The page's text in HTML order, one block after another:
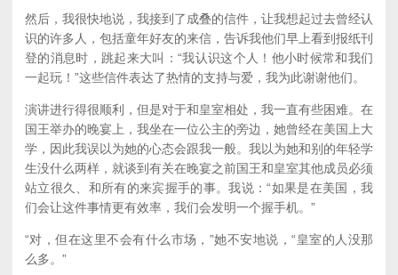
然后，我很快地说，我接到了成叠的信件，让我想起过去曾经认
识的许多人，包括童年好友的来信，告诉我他们早上看到报纸刊
登的消息时，跳起来大叫：“我认识这个人！他小时候常和我们
一起玩！”这些信件表达了热情的支持与爱，我为此谢谢他们。
演讲进行得很顺利，但是对于和皇室相处，我一直有些困难。在
国王举办的晚宴上，我坐在一位公主的旁边，她曾经在美国上大
学，因此我误以为她的心态会跟我一般。我以为她和别的年轻学
生没什么两样，就谈到有关在晚宴之前国王和皇室其他成员必须
站立很久、和所有的来宾握手的事。我说：“如果是在美国，我
们会让这件事情更有效率，我们会发明一个握手机。”
“对，但在这里不会有什么市场，”她不安地说，“皇室的人没那
么多。”